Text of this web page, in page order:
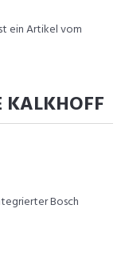
ein Artikel vom
KALKHOFF
Bosch